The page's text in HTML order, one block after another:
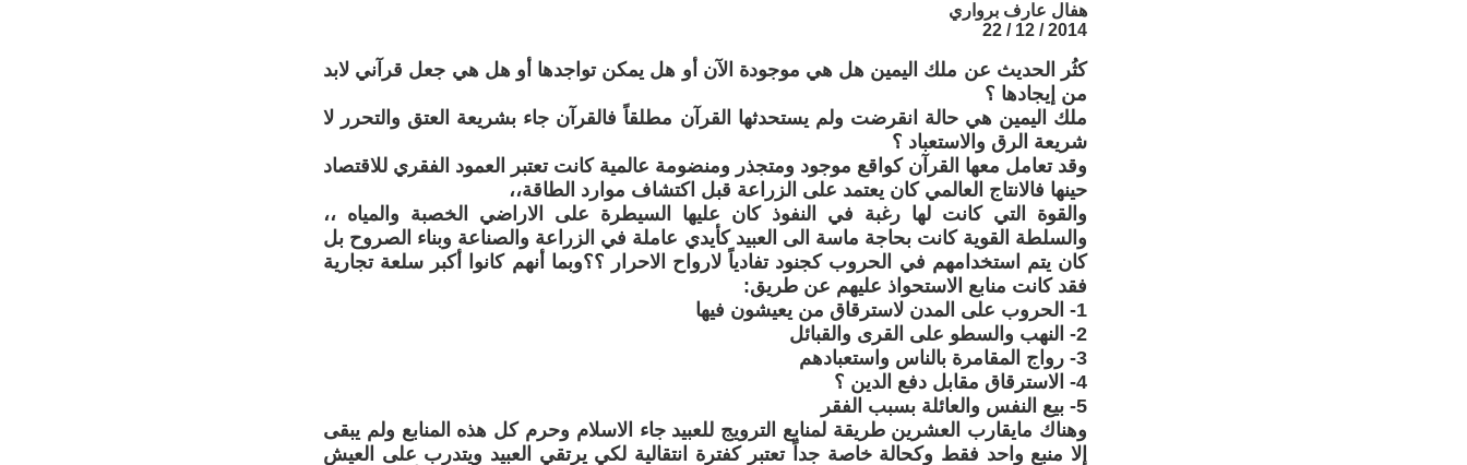
هفال عارف برواري
2014 / 12 / 22
كثُر الحديث عن ملك اليمين هل هي موجودة الآن أو هل يمكن تواجدها أو هل هي جعل قرآني لابد
من إيجادها ؟
ملك اليمين هي حالة انقرضت ولم يستحدثها القرآن مطلقاً فالقرآن جاء بشريعة العتق والتحرر لا
شريعة الرق والاستعباد ؟
وقد تعامل معها القرآن كواقع موجود ومتجذر ومنضومة عالمية كانت تعتبر العمود الفقري للاقتصاد
حينها فالانتاج العالمي كان يعتمد على الزراعة قبل اكتشاف موارد الطاقة،،
والقوة التي كانت لها رغبة في النفوذ كان عليها السيطرة على الاراضي الخصبة والمياه ،،
والسلطة القوية كانت بحاجة ماسة الى العبيد كأيدي عاملة في الزراعة والصناعة وبناء الصروح بل
كان يتم استخدامهم في الحروب كجنود تفادياً لارواح الاحرار ؟؟وبما أنهم كانوا أكبر سلعة تجارية
فقد كانت منابع الاستحواذ عليهم عن طريق:
1- الحروب على المدن لاسترقاق من يعيشون فيها
2- النهب والسطو على القرى والقبائل
3- رواج المقامرة بالناس واستعبادهم
4- الاسترقاق مقابل دفع الدين ؟
5- بيع النفس والعائلة بسبب الفقر
وهناك مايقارب العشرين طريقة لمنابع الترويج للعبيد جاء الاسلام وحرم كل هذه المنابع ولم يبقى
إلا منبع واحد فقط وكحالة خاصة جداً تعتبر كفترة انتقالية لكي يرتقي العبيد ويتدرب على العيش